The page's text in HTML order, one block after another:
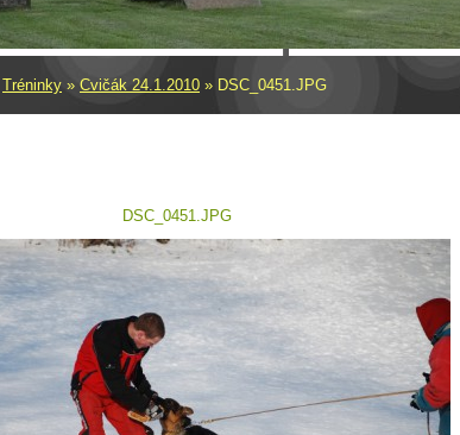
Tréninky » Cvičák 24.1.2010 » DSC_0451.JPG
DSC_0451.JPG